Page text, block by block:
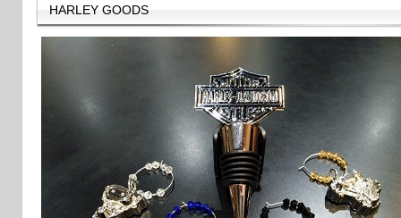
HARLEY GOODS